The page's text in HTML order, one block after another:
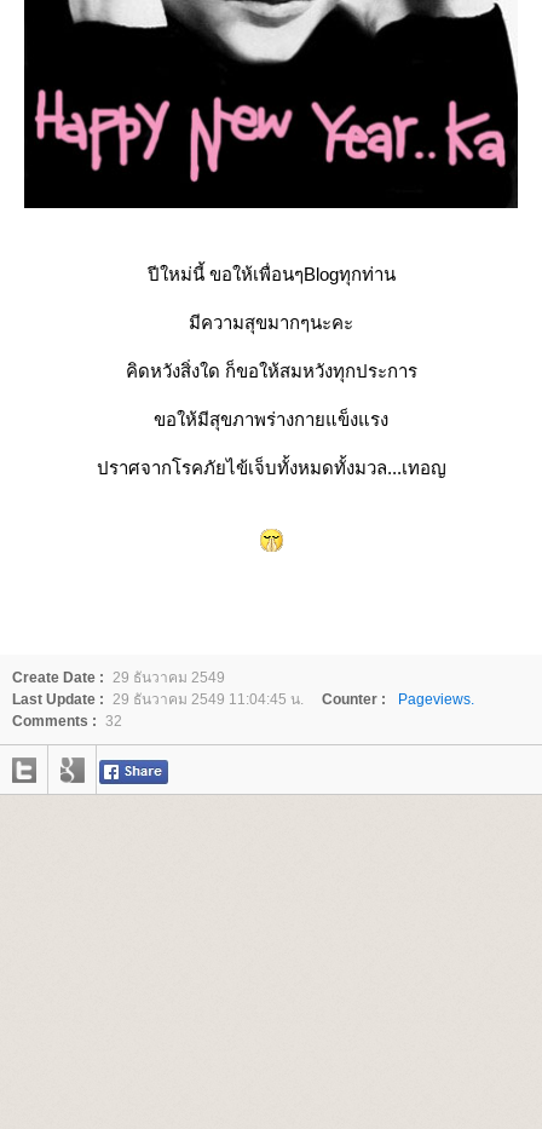
ปีใหม่นี้ ขอให้เพื่อนๆBlogทุกท่าน
มีความสุขมากๆนะคะ
คิดหวังสิ่งใด ก็ขอให้สมหวังทุกประการ
ขอให้มีสุขภาพร่างกายแข็งแรง
ปราศจากโรคภัยไข้เจ็บทั้งหมดทั้งมวล...เทอญ
Create Date : 29 ธันวาคม 2549
Last Update : 29 ธันวาคม 2549 11:04:45 น. Counter :
Pageviews.
Comments : 32